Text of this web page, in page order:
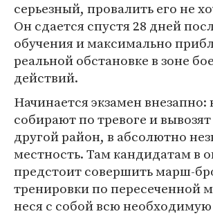
серьезный, провалить его не
Он сдается спустя 28 дней
обучения и максимально
реальной обстановке в зоне
действий.
Начинается экзамен внезапно:
собирают по тревоге и
другой район, в абсолютно
местность. Там кандидатам в
предстоит совершить марш-
тренировки по пересеченной
неся с собой всю необходимую